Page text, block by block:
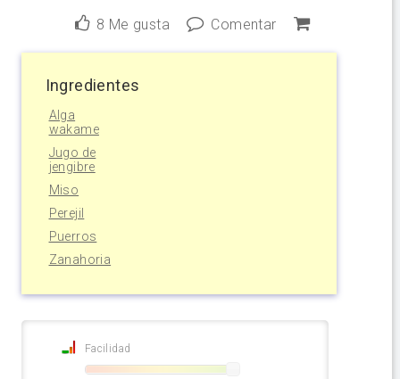
8 Me gusta Comentar
Ingredientes
Alga
wakame
Jugo de
jengibre
Miso
Perejil
Puerros
Zanahoria
Facilidad